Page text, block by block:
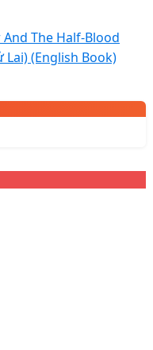
The Half-Blood
(English Book)